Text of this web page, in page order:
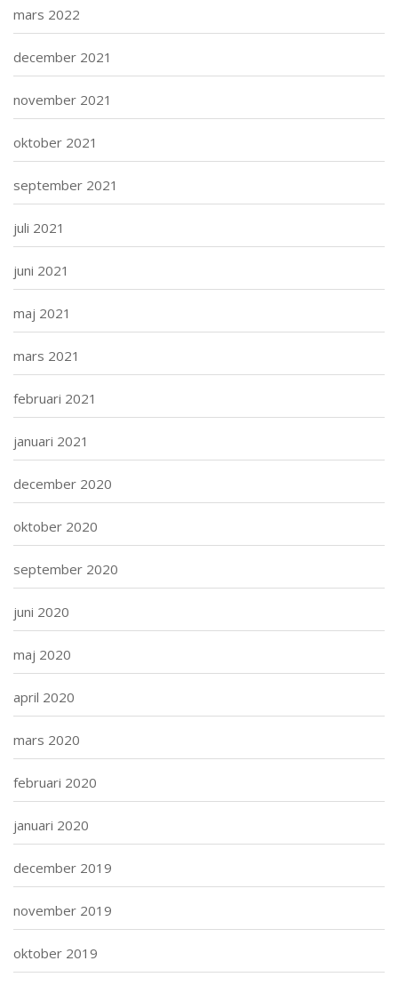
mars 2022
december 2021
november 2021
oktober 2021
september 2021
juli 2021
juni 2021
maj 2021
mars 2021
februari 2021
januari 2021
december 2020
oktober 2020
september 2020
juni 2020
maj 2020
april 2020
mars 2020
februari 2020
januari 2020
december 2019
november 2019
oktober 2019